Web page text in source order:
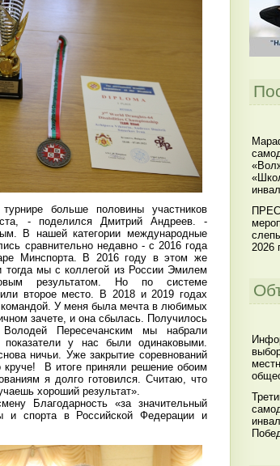
больше половины участников
- поделился Дмитрий Андреев. -
В нашей категории международные
сравнительно недавно - с 2016 года
Минспорта. В 2016 году в этом же
тогда мы с коллегой из России Эмилем
результатом. Но по системе
второе место. В 2018 и 2019 годах
У меня была мечта в любимых
зачете, и она сбылась. Получилось
Пересечанским мы набрали
у нас были одинаковыми.
ничьи. Уже закрытие соревнований
В итоге приняли решение обоим
я долго готовился. Считаю, что
хороший результат».
Благодарность «за значительный
и спорта в Российской Федерации и
2026